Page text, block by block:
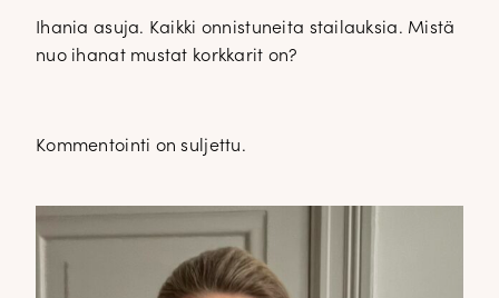
Ihania asuja. Kaikki onnistuneita stailauksia. Mistä
nuo ihanat mustat korkkarit on?
Kommentointi on suljettu.